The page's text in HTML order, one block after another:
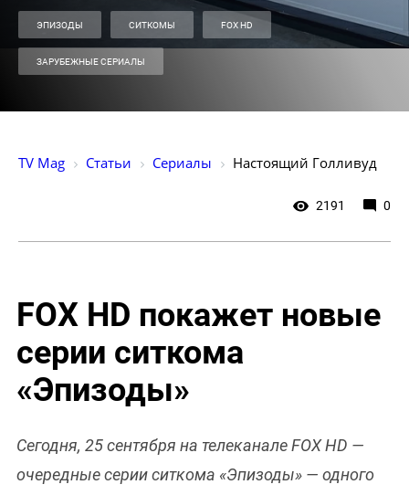
ЭПИЗОДЫ СИТКОМЫ FOX HD
ЗАРУБЕЖНЫЕ СЕРИАЛЫ
TV Mag Статьи Сериалы Настоящий Голливуд
2191 0
FOX HD покажет новые
серии ситкома
«Эпизоды»
Сегодня, 25 сентября на телеканале FOX HD —
очередные серии ситкома «Эпизоды» — одного